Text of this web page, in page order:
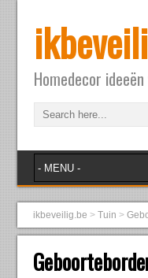
Homedecor
ikbeveilig.be >Tuin >